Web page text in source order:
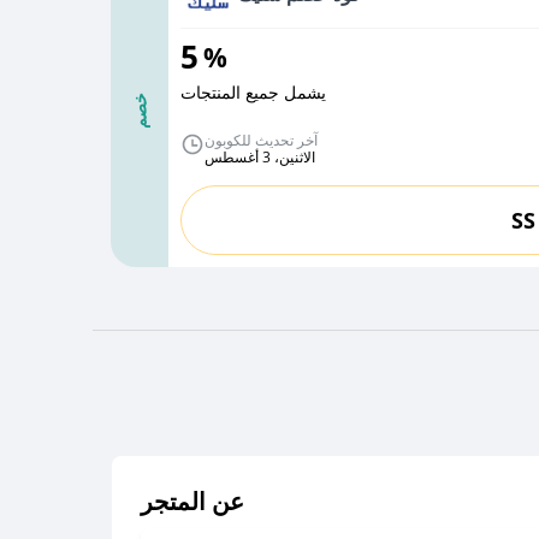
خصم
5%
يشمل جميع المنتجات
آخر تحديث للكوبون
الاثنين، 3 أغسطس
SS
عن المتجر